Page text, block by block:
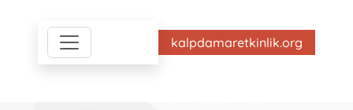
kalpdamaretkinlik.org